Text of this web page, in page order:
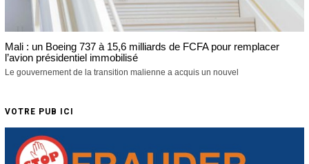
Mali : un Boeing 737 à 15,6 milliards de FCFA pour remplacer
l’avion présidentiel immobilisé
Le gouvernement de la transition malienne a acquis un nouvel
VOTRE PUB ICI